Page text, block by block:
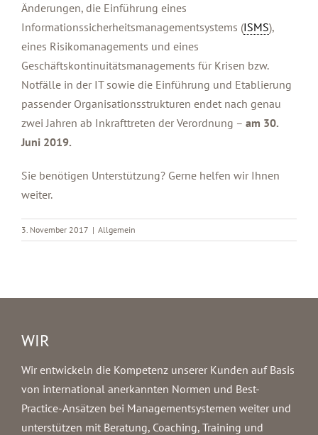
Änderungen, die Einführung eines
Informationssicherheitsmanagementsystems (ISMS),
eines Risikomanagements und eines
Geschäftskontinuitätsmanagements für Krisen bzw.
Notfälle in der IT sowie die Einführung und Etablierung
passender Organisationsstrukturen endet nach genau
zwei Jahren ab Inkrafttreten der Verordnung – am 30.
Juni 2019.
Sie benötigen Unterstützung? Gerne helfen wir Ihnen
weiter.
3. November 2017 | Allgemein
WIR
Wir entwickeln die Kompetenz unserer Kunden auf Basis
von international anerkannten Normen und Best-
Practice-Ansätzen bei Managementsystemen weiter und
unterstützen mit Beratung, Coaching, Training und